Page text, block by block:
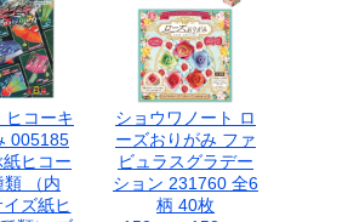
ター
ヒコーキ
005185
ヒコー
類 （内
ズ紙ヒ
ショウワノート ロ
ーズおりがみ ファ
ビュラスグラデー
ション 231760 全6
柄 40枚